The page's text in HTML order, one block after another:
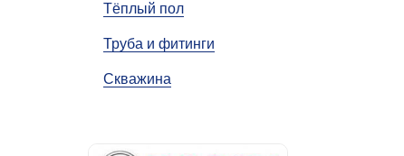
Тёплый пол
Труба и фитинги
Скважина